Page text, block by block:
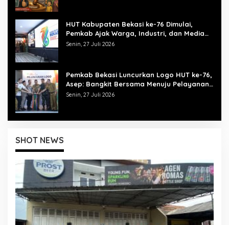
HUT Kabupaten Bekasi ke-76 Dimulai,
Pemkab Ajak Warga, Industri, dan Media
Kibarkan Semangat “Bangkit Bersama”
Senin, 27 Juli 2026
Pemkab Bekasi Luncurkan Logo HUT ke-76,
Asep: Bangkit Bersama Menuju Pelayanan
yang Lebih Baik
Senin, 27 Juli 2026
SHOT NEWS